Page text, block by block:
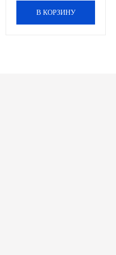
В КОРЗИНУ